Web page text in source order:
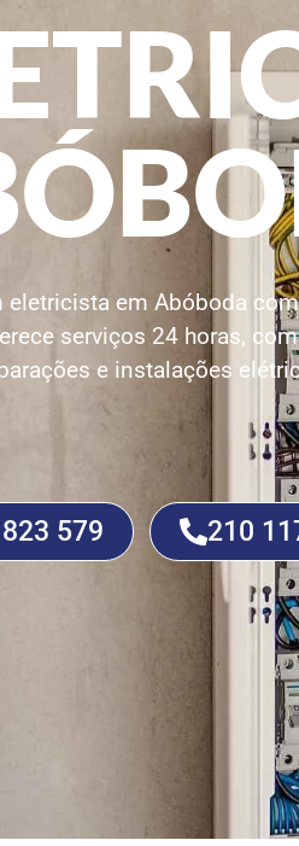
eletricista em Abóboda
serviços 24 horas,
e instalações
579 210